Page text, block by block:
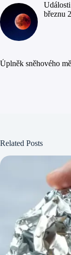
březnu
Úplněk sněhového
Related Posts